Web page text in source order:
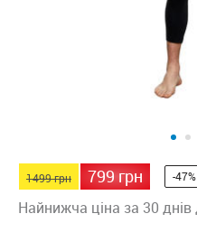
1499 грн 799 грн -47%
Найнижча ціна за 30